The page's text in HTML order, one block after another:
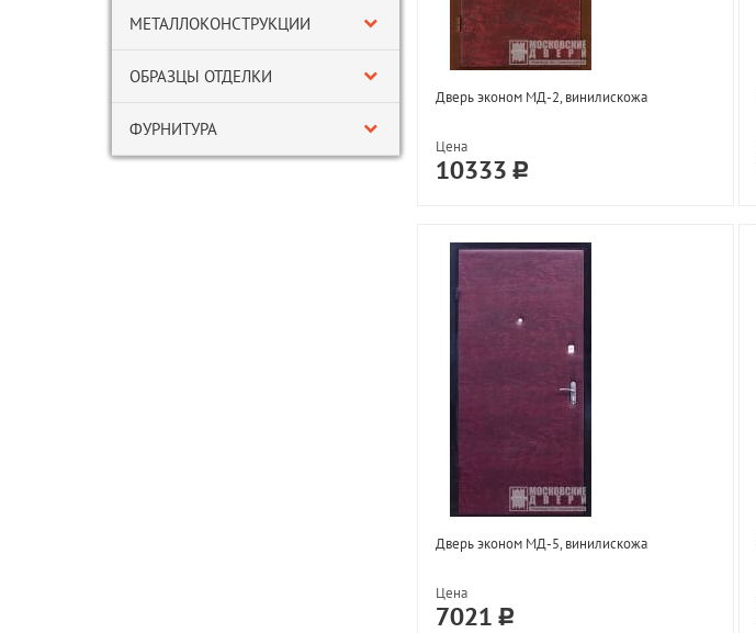
МЕТАЛЛОКОНСТРУКЦИИ
ОБРАЗЦЫ ОТДЕЛКИ
ФУРНИТУРА
Дверь эконом МД-2, винилискожа
Цена
10333
Дверь эконом МД-5, винилискожа
Цена
7021